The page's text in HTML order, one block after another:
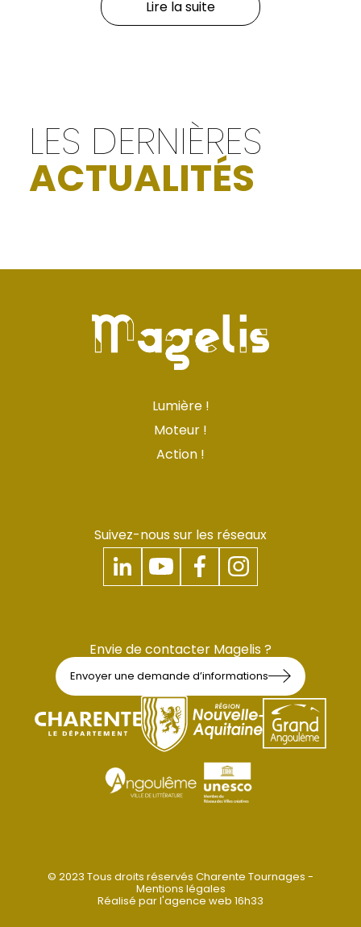
Lire la suite
LES DERNIÈRES
ACTUALITÉS
Lumière !
Moteur !
Action !
Suivez-nous sur les réseaux
Envie de contacter Magelis ?
Envoyer une demande d’informations
© 2023 Tous droits réservés Charente Tournages -
Mentions légales
Réalisé parl'agence web 16h33